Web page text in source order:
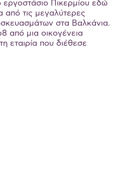
Πικερμίου εδώ
από τις μεγαλύτερες
στα Βαλκάνια.
από μια οικογένεια
εταιρία που διέθεσε